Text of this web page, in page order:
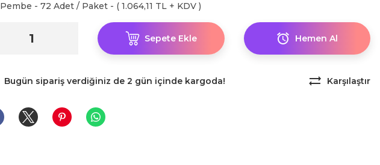
Pembe - 72 Adet / Paket - ( 1.064,11 TL + KDV )
Sepete Ekle Hemen Al
Bugün sipariş verdiğiniz de 2 gün içinde kargoda! Karşılaştır